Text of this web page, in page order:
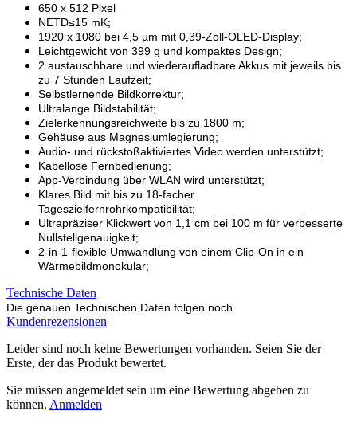
650 x 512 Pixel
NETD≤15 mK;
1920 x 1080 bei 4,5 µm mit 0,39-Zoll-OLED-Display;
Leichtgewicht von 399 g und kompaktes Design;
2 austauschbare und wiederaufladbare Akkus mit jeweils bis
zu 7 Stunden Laufzeit;
Selbstlernende Bildkorrektur;
Ultralange Bildstabilität;
Zielerkennungsreichweite bis zu 1800 m;
Gehäuse aus Magnesiumlegierung;
Audio- und rückstoßaktiviertes Video werden unterstützt;
Kabellose Fernbedienung;
App-Verbindung über WLAN wird unterstützt;
Klares Bild mit bis zu 18-facher
Tageszielfernrohrkompatibilität;
Ultrapräziser Klickwert von 1,1 cm bei 100 m für verbesserte
Nullstellgenauigkeit;
2-in-1-flexible Umwandlung von einem Clip-On in ein
Wärmebildmonokular;
Technische Daten
Die genauen Technischen Daten folgen noch.
Kundenrezensionen
Leider sind noch keine Bewertungen vorhanden. Seien Sie der
Erste, der das Produkt bewertet.
Sie müssen angemeldet sein um eine Bewertung abgeben zu
können. Anmelden